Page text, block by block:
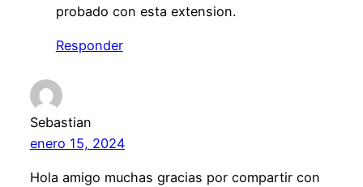
probado con esta extension.
Responder
Sebastian
enero 15, 2024
Hola amigo muchas gracias por compartir con